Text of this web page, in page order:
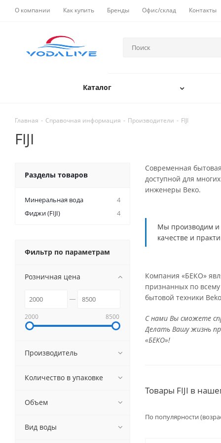
О компании Как купить Бренды Офис/склад Контакты
Каталог
Главная - Справочная информация - Производители - FIJI
FIJI
Современная
доступной для
инженеры Веко.
Мы производим и
качестве и
Компания «БЕКО»
признанных по
бытовой техники
С нами Вы сможете
Делать Вашу жизнь
«БЕКО»!
Товары FIJI в
По популярности
Разделы товаров
Минеральная вода
4
Фиджи (FIJI)
4
Фильтр по параметрам
Розничная цена
2000 8500
Производитель
Количество в упаковке
Объем
Вид воды